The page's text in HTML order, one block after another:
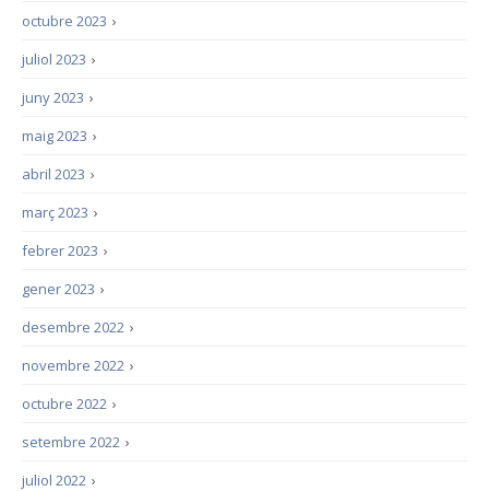
›
octubre 2023
›
juliol 2023
›
juny 2023
›
maig 2023
›
abril 2023
›
març 2023
›
febrer 2023
›
gener 2023
›
desembre 2022
›
novembre 2022
›
octubre 2022
›
setembre 2022
›
juliol 2022